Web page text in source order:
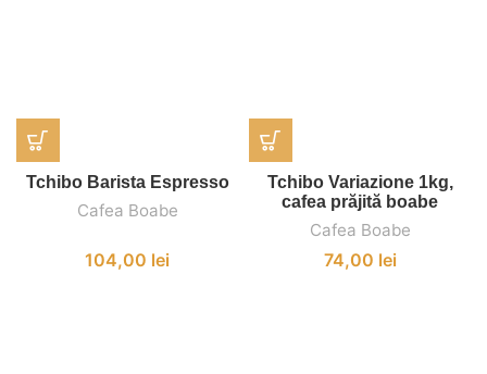
Tchibo Barista Espresso
Cafea Boabe
104,00 lei
Tchibo Variazione 1kg,
cafea prăjită boabe
Cafea Boabe
74,00 lei